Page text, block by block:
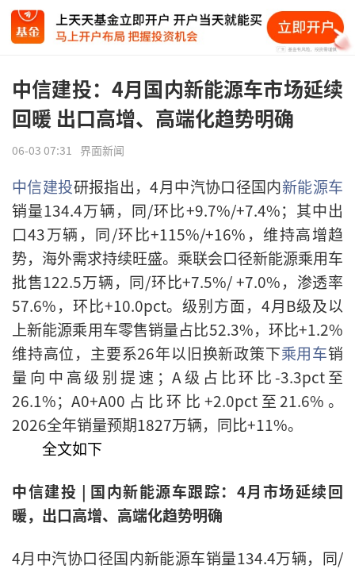
中信建投：4月国内新能源车市场延续
回暖 出口高增、高端化趋势明确
06-03 07:31 界面新闻
中信建投研报指出，4月中汽协口径国内新能源车
销量134.4万辆，同/环比+9.7%/+7.4%；其中出
口43万辆，同/环比+115%/+16%，维持高增趋
势，海外需求持续旺盛。乘联会口径新能源乘用车
批售122.5万辆，同/环比+7.5%/ +7.0%，渗透率
57.6%，环比+10.0pct。级别方面，4月B级及以
上新能源乘用车零售销量占比52.3%，环比+1.2%
维持高位，主要系26年以旧换新政策下乘用车销
量向中高级别提速；A级占比环比-3.3pct至
26.1%；A0+A00占比环比+2.0pct至21.6%。
2026全年销量预期1827万辆，同比+11%。
全文如下
中信建投 | 国内新能源车跟踪：4月市场延续回
暖，出口高增、高端化趋势明确
4月中汽协口径国内新能源车销量134.4万辆，同/